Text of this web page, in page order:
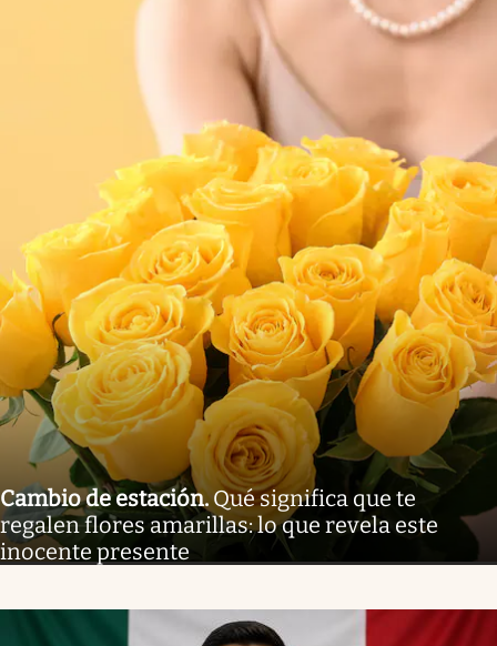
Cambio de estación.Qué significa que te
regalen flores amarillas: lo que revela este
inocente presente